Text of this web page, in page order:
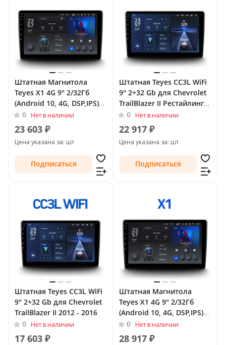
Штатная Магнитола
Teyes X1 4G 9" 2/32Гб
(Android 10, 4G, DSP,IPS)
для Chevrolet TrailBlazer
II 2012 - 2016
0 Нет в наличии
23 603 ₽
Цена указана за: шт
Подписаться
Штатная Teyes CC3L WiFi
9" 2+32 Gb для Chevrolet
TrailBlazer II Рестайлинг
2016 - 2022
0 Нет в наличии
22 917 ₽
Цена указана за: шт
Подписаться
Штатная Teyes CC3L WiFi
9" 2+32 Gb для Chevrolet
TrailBlazer II 2012 - 2016
0 Нет в наличии
17 603 ₽
Штатная Магнитола
Teyes X1 4G 9" 2/32Гб
(Android 10, 4G, DSP,IPS)
для Chevrolet TrailBlazer
II Рестайлинг 2016 - 2022
0 Нет в наличии
28 917 ₽